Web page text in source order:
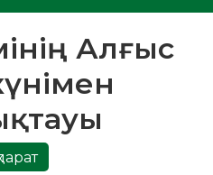
Алғыс